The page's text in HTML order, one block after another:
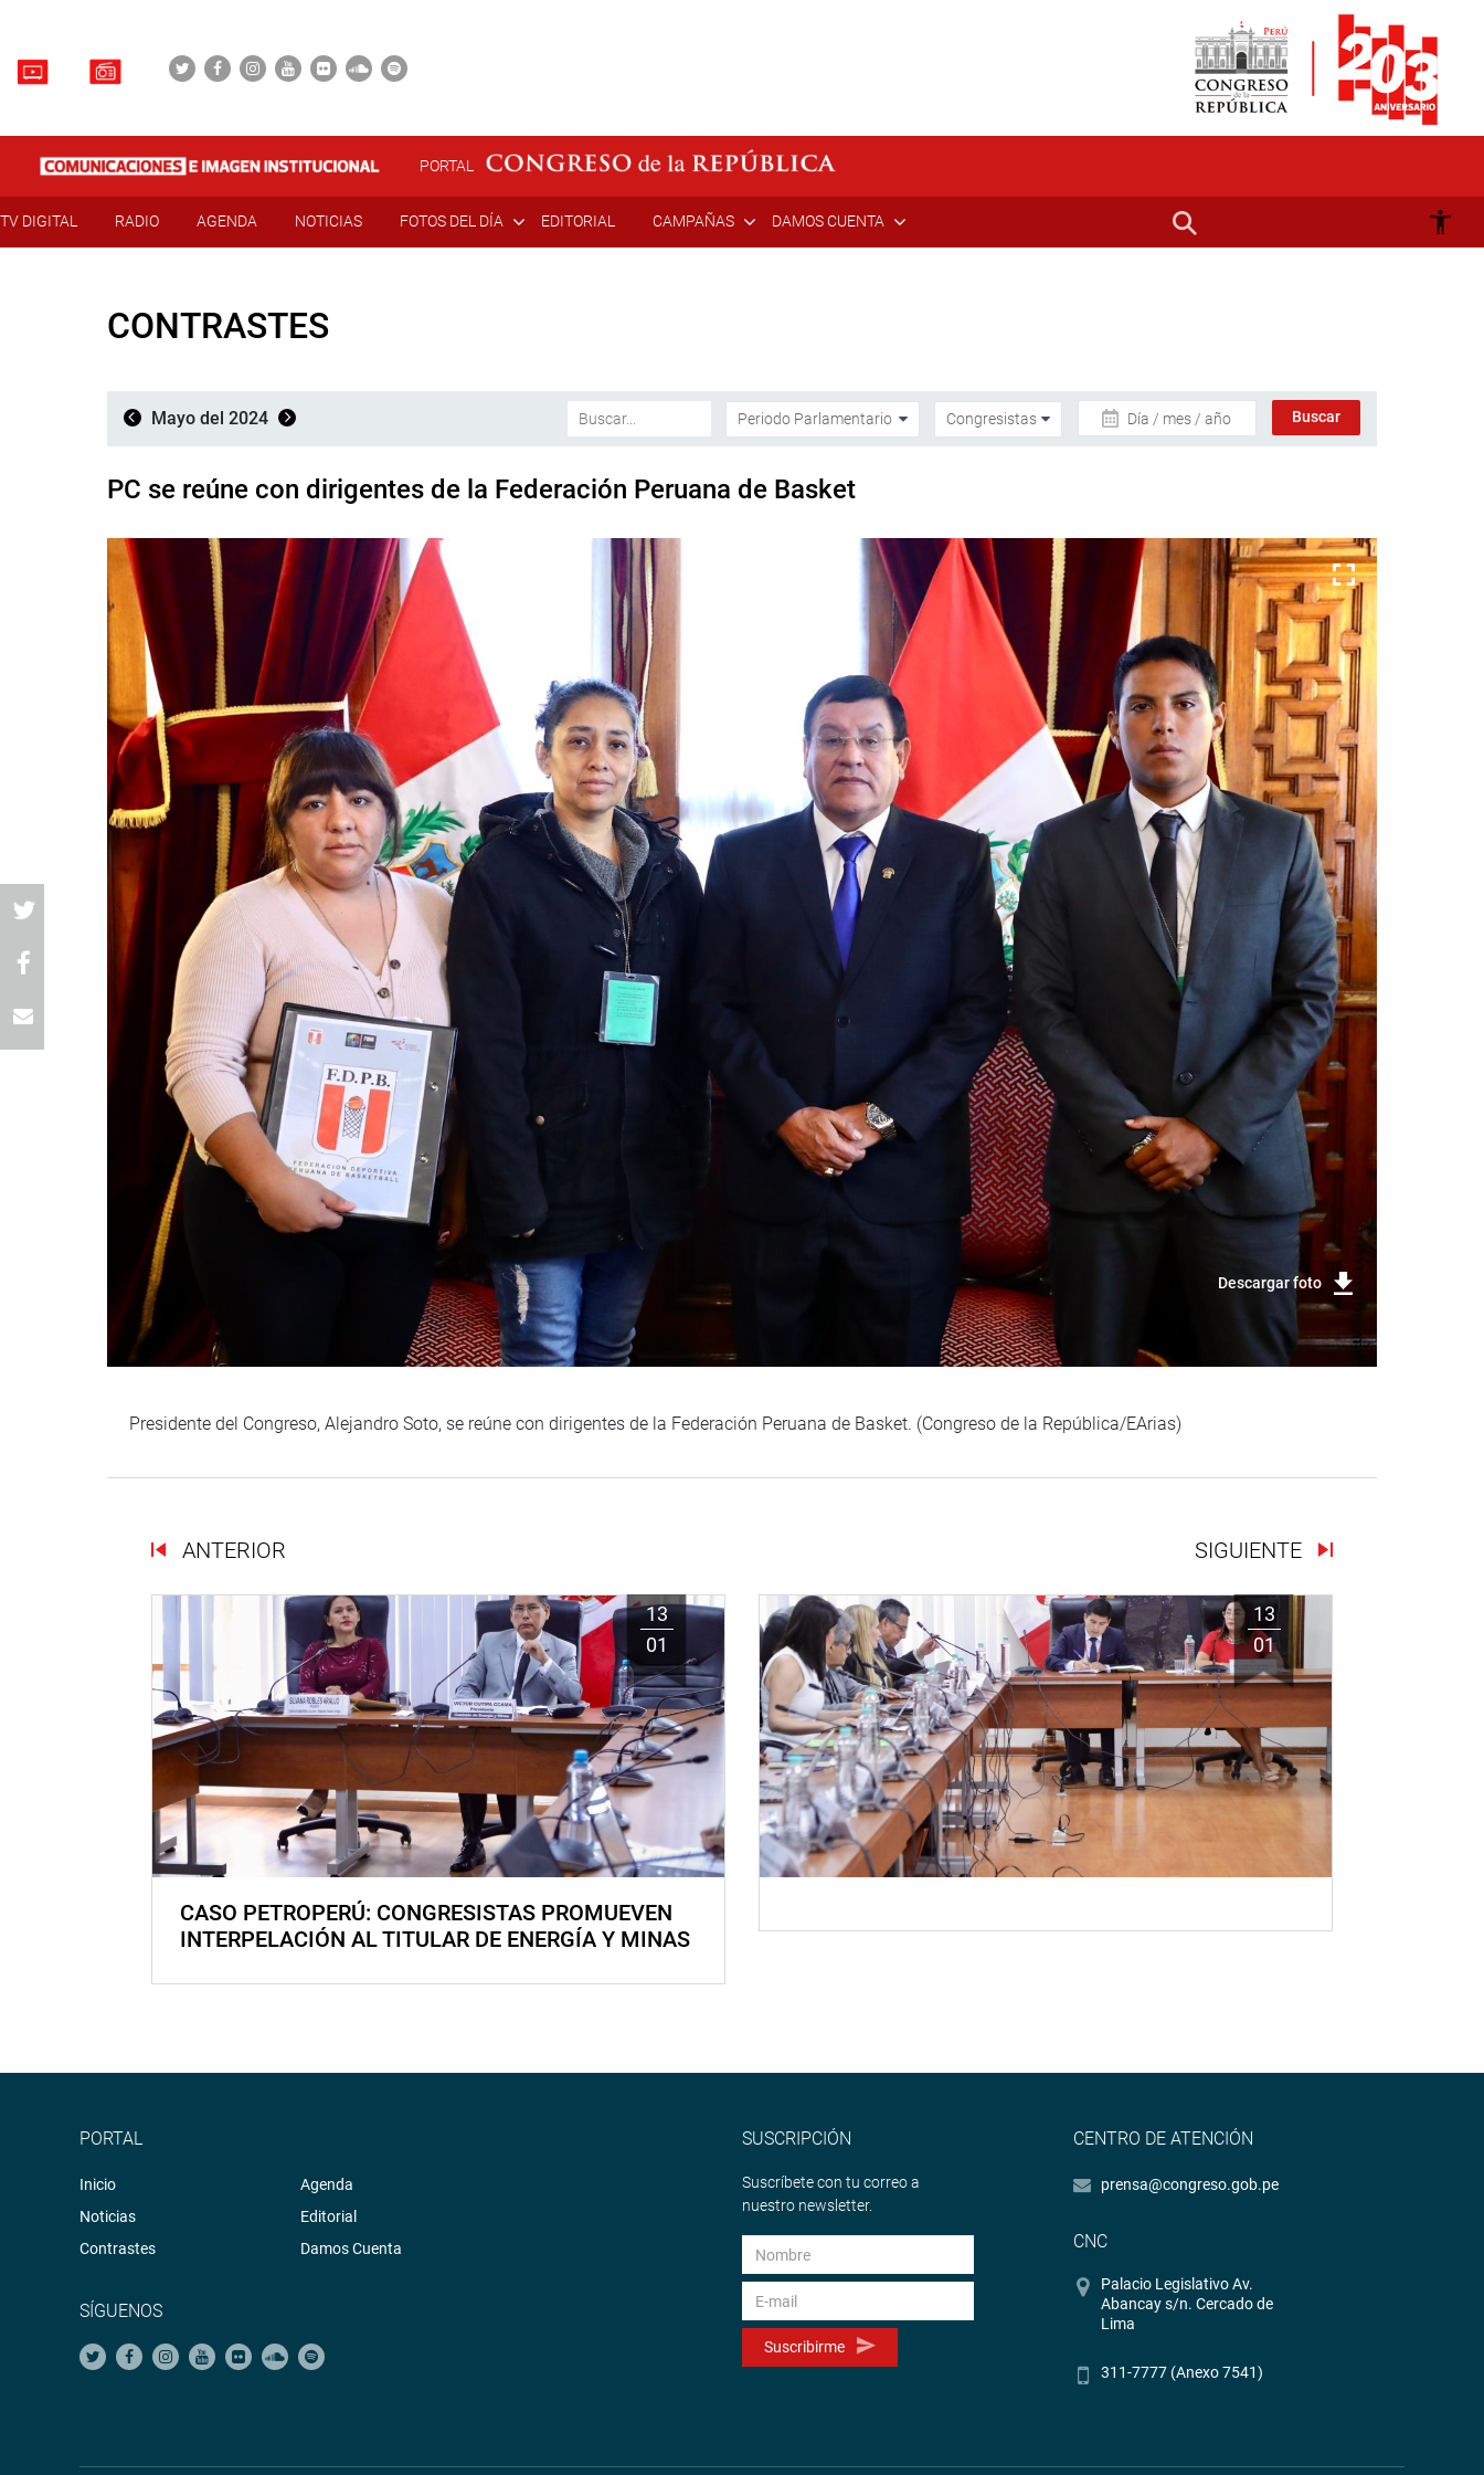
PORTAL
TV DIGITAL RADIO AGENDA NOTICIAS FOTOS DEL DÍA EDITORIAL CAMPAÑAS DAMOS CUENTA
CONTRASTES
Mayo del 2024 Día / mes / año
PC se reúne con dirigentes de la Federación Peruana de Basket
Descargar foto
Presidente del Congreso, Alejandro Soto, se reúne con dirigentes de la Federación Peruana de Basket. (Congreso de la República/EArias)
ANTERIOR SIGUIENTE
13
01
CASO PETROPERÚ: CONGRESISTAS PROMUEVEN
INTERPELACIÓN AL TITULAR DE ENERGÍA Y MINAS
13
01
PORTAL
Inicio
Noticias
Contrastes
Agenda
Editorial
Damos Cuenta
SÍGUENOS
SUSCRIPCIÓN
Suscríbete con tu correo a
nuestro newsletter.
Suscribirme
CENTRO DE ATENCIÓN
prensa@congreso.gob.pe
CNC
Palacio Legislativo Av.
Abancay s/n. Cercado de
Lima
311-7777 (Anexo 7541)